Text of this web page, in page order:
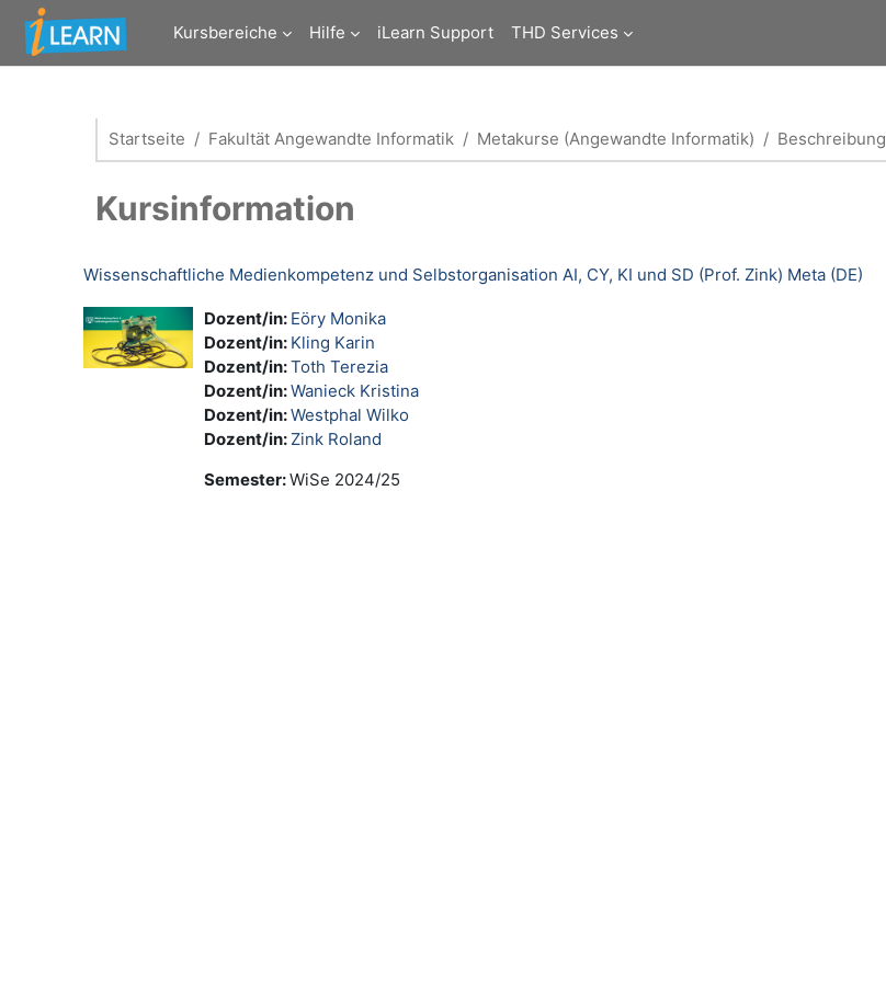
Zum Hauptinhalt
Kursbereiche
Hilfe iLearn Support THD Services
Startseite Fakultät Angewandte Informatik Metakurse (Angewandte Informatik) Beschreibung
Kursinformation
Wissenschaftliche Medienkompetenz und Selbstorganisation AI, CY, KI und SD (Prof. Zink) Meta (DE)
Dozent/in: Eöry Monika
Dozent/in: Kling Karin
Dozent/in:Toth Terezia
Dozent/in:Wanieck Kristina
Dozent/in:Westphal Wilko
Dozent/in: Zink Roland
Semester:WiSe 2024/25